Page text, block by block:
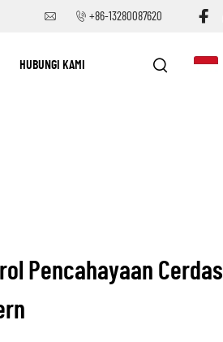
+86-13280087620
HUBUNGI KAMI
Pencahayaan Cerdas